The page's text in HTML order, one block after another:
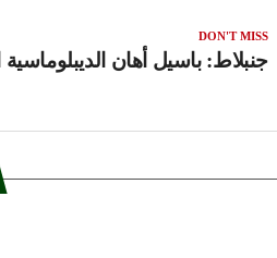
DON'T MISS
جنبلاط: باسيل أهان الديبلوماسية